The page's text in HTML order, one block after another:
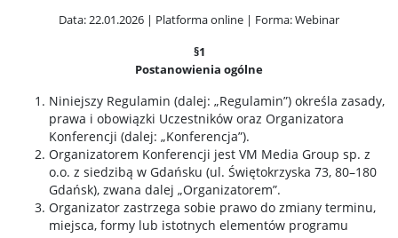
Data: 22.01.2026 | Platforma online | Forma: Webinar
§1
Postanowienia ogólne
Niniejszy Regulamin (dalej: „Regulamin”) określa zasady,
prawa i obowiązki Uczestników oraz Organizatora
Konferencji (dalej: „Konferencja”).
Organizatorem Konferencji jest VM Media Group sp. z
o.o. z siedzibą w Gdańsku (ul. Świętokrzyska 73, 80–180
Gdańsk), zwana dalej „Organizatorem”.
Organizator zastrzega sobie prawo do zmiany terminu,
miejsca, formy lub istotnych elementów programu